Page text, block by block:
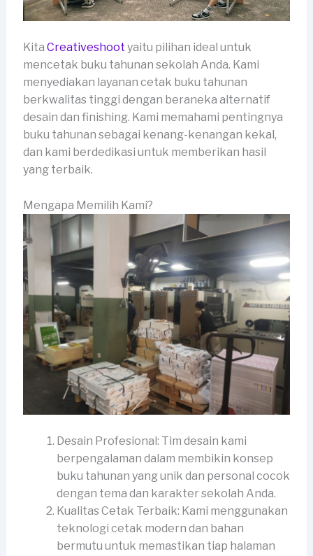
Kita Creativeshoot yaitu pilihan ideal untuk
mencetak buku tahunan sekolah Anda. Kami
menyediakan layanan cetak buku tahunan
berkwalitas tinggi dengan beraneka alternatif
desain dan finishing. Kami memahami pentingnya
buku tahunan sebagai kenang-kenangan kekal,
dan kami berdedikasi untuk memberikan hasil
yang terbaik.
Mengapa Memilih Kami?
Desain Profesional: Tim desain kami
berpengalaman dalam membikin konsep
buku tahunan yang unik dan personal cocok
dengan tema dan karakter sekolah Anda.
Kualitas Cetak Terbaik: Kami menggunakan
teknologi cetak modern dan bahan
bermutu untuk memastikan tiap halaman